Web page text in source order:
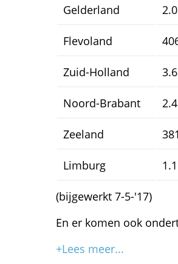
Gelderland
Flevoland
Zuid-Holland
Noord-Brabant
Zeeland
Limburg
(bijgewerkt 7-5-'17)
En er komen ook
+Lees meer...